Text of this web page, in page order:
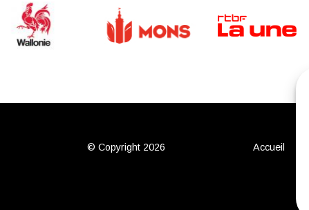
© Copyright 2026 Accueil